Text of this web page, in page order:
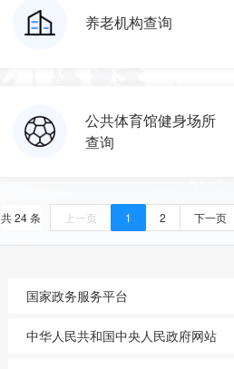
养老机构查询
公共体育馆健身场所
查询
共 24 条 上一页 1 2 下一页
国家政务服务平台
中华人民共和国中央人民政府网站